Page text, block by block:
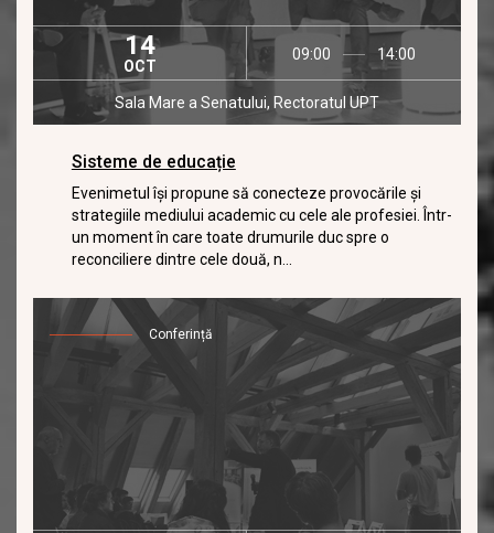
14
OCT
09:00 14:00
Sala Mare a Senatului, Rectoratul UPT
Sisteme de educație
Evenimetul își propune să conecteze provocările și
strategiile mediului academic cu cele ale profesiei. Într-
un moment în care toate drumurile duc spre o
reconciliere dintre cele două, n...
Conferință